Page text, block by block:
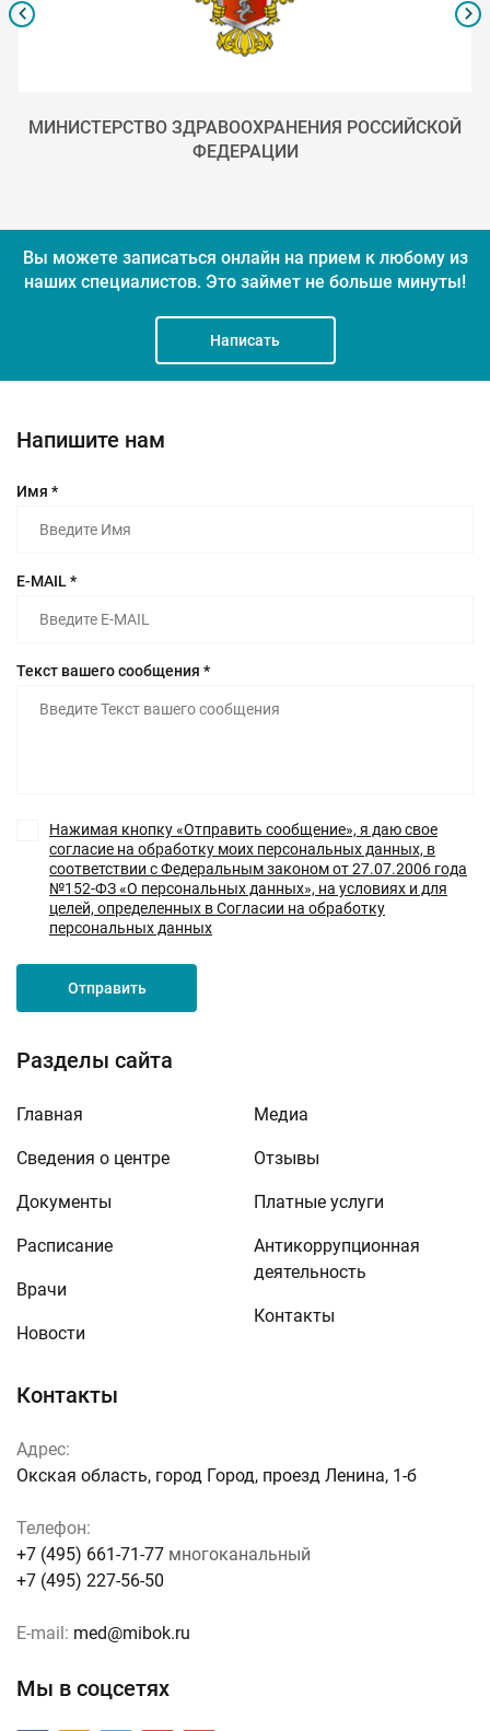
МИНИСТЕРСТВО ЗДРАВООХРАНЕНИЯ РОССИЙСКОЙ
ФЕДЕРАЦИИ
Вы можете записаться онлайн на прием к любому из
наших специалистов. Это займет не больше минуты!
Написать
Контакты
Адрес:
Окская область, город Город, проезд Ленина, 1-б
Телефон:
+7 (495) 661-71-77 многоканальный
+7 (495) 227-56-50
E-mail: med@mibok.ru
Мы в соцсетях
Разделы сайта
Главная
Сведения о центре
Документы
Расписание
Врачи
Новости
Медиа
Отзывы
Платные услуги
Антикоррупционная
деятельность
Контакты
Напишите нам
Имя *
E-MAIL *
Текст вашего сообщения *
Нажимая кнопку «Отправить сообщение», я даю свое
согласие на обработку моих персональных данных, в
соответствии с Федеральным законом от 27.07.2006 года
№152-ФЗ «О персональных данных», на условиях и для
целей, определенных в Согласии на обработку
персональных данных
Отправить